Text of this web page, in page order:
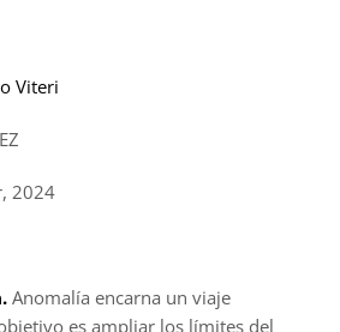
Viteri
2024
Anomalía encarna un viaje
es ampliar los límites del